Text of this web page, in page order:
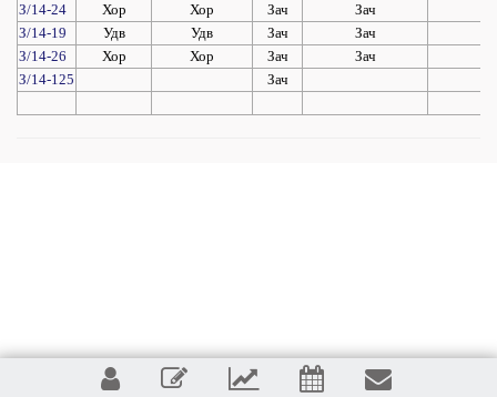
З/14-24
Хор Хор Зач Зач
З/14-19
Удв Удв Зач Зач
З/14-26
Хор Хор Зач Зач
З/14-125
Зач